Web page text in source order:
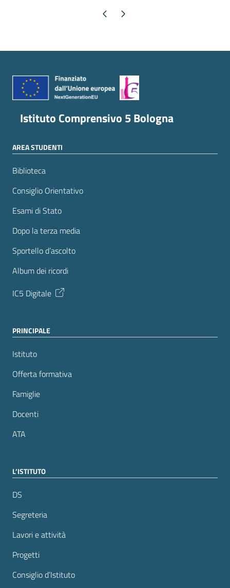
Pagina precedente
Pagina successiva
Istituto Comprensivo 5 Bologna
AREA STUDENTI
Biblioteca
Consiglio Orientativo
Esami di Stato
Dopo la terza media
Sportello d’ascolto
Album dei ricordi
IC5 Digitale
PRINCIPALE
Istituto
Offerta formativa
Famiglie
Docenti
ATA
L’ISTITUTO
DS
Segreteria
Lavori e attività
Progetti
Consiglio d’Istituto